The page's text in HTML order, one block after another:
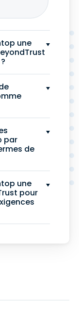
une
par
de
une
pour